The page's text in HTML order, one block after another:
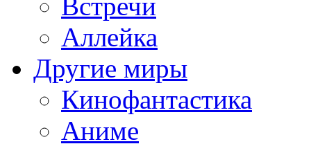
Аллейка
Другие миры
Кинофантастика
Аниме